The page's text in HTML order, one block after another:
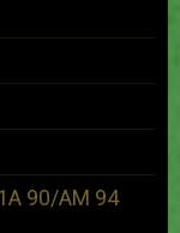
90/AM 94